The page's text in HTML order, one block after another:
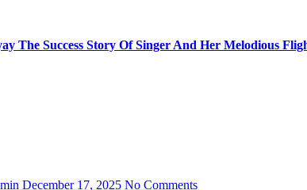
The Success Story Of Singer And Her Melodious
December 17, 2025 No Comments